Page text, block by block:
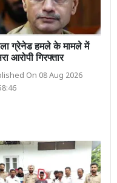
ग्रेनेड हमले के मामले में
आरोपी गिरफ्तार
On 08 Aug 2026